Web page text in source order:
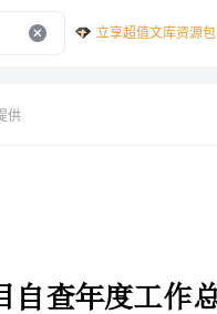
立享超值文库资源包
供